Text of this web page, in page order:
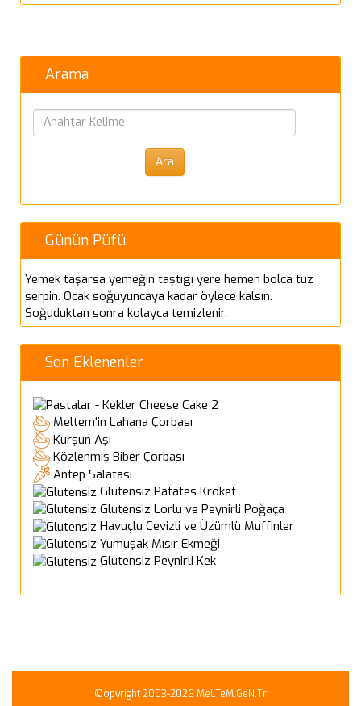
Arama
Günün Püfü
Yemek taşarsa yemeğin taştıgı yere hemen bolca tuz
serpin. Ocak soğuyuncaya kadar öylece kalsın.
Soğuduktan sonra kolayca temizlenir.
Son Eklenenler
Cheese Cake 2
Meltem'in Lahana Çorbası
Kurşun Aşı
Közlenmiş Biber Çorbası
Antep Salatası
Glutensiz Patates Kroket
Glutensiz Lorlu ve Peynirli Poğaça
Havuçlu Cevizli ve Üzümlü Muffinler
Yumuşak Mısır Ekmeği
Glutensiz Peynirli Kek
©opyright 2003-2026 MeLTeM.GeN.Tr